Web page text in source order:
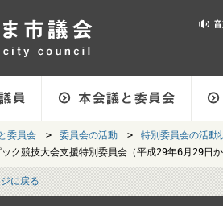
委員会 > 委員会の活動 > 特別委員会の活動
ク競技大会支援特別委員会（平成29年6月29日か
に戻る